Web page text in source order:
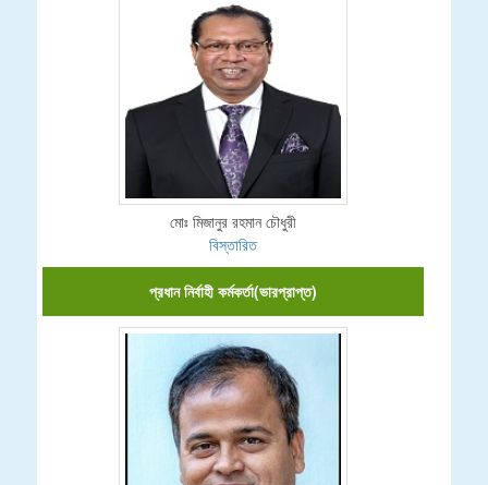
মোঃ মিজানুর রহমান চৌধুরী
বিস্তারিত
প্রধান নির্বাহী কর্মকর্তা(ভারপ্রাপ্ত)